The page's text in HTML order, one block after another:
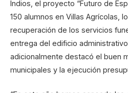
Indios, el proyecto “Futuro de
150 alumnos en Villas Agrícolas,
recuperación de los servicios
entrega del edificio administrativo
adicionalmente destacó el buen
municipales y la ejecución